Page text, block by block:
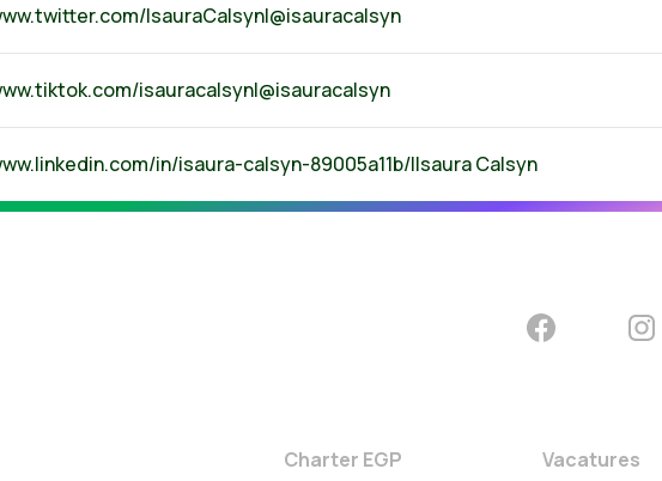
IsauraCalsyn|@isauracalsyn
isauracalsyn|@isauracalsyn
in/isaura-calsyn-89005a11b/|Isaura Calsyn
Charter EGP Vacatures